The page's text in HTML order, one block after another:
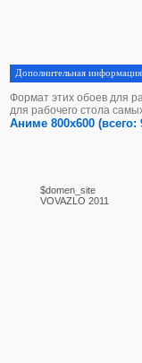
Дополнительная информация
Формат этих обоев для
для рабочего стола
Аниме 800x600 (всего:
$domen_site
VOVAZLO 2011